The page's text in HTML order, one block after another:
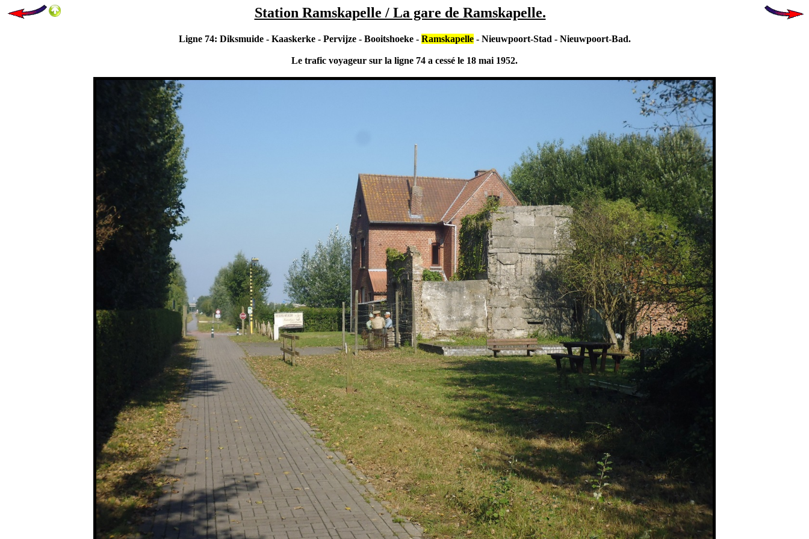
Station Ramskapelle / La gare de Ramskapelle.
Ligne 74: Diksmuide - Kaaskerke - Pervijze - Booitshoeke - Ramskapelle- Nieuwpoort-Stad - Nieuwpoort-Bad.
Le trafic voyageur sur la ligne 74 a cessé le 18 mai 1952.